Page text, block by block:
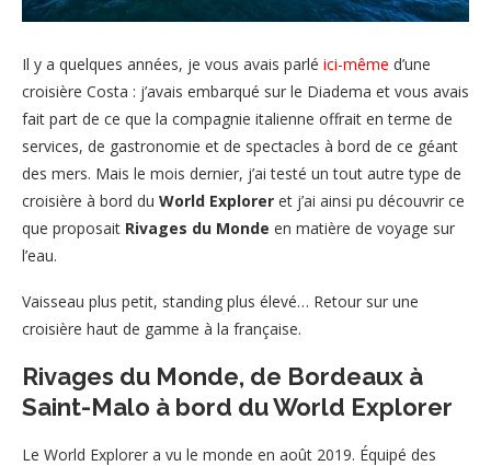
Il y a quelques années, je vous avais parlé ici-même d’une
croisière Costa : j’avais embarqué sur le Diadema et vous avais
fait part de ce que la compagnie italienne offrait en terme de
services, de gastronomie et de spectacles à bord de ce géant
des mers. Mais le mois dernier, j’ai testé un tout autre type de
croisière à bord du World Explorer et j’ai ainsi pu découvrir ce
que proposait Rivages du Monde en matière de voyage sur
l’eau.
Vaisseau plus petit, standing plus élevé… Retour sur une
croisière haut de gamme à la française.
Rivages du Monde, de Bordeaux à
Saint-Malo à bord du World Explorer
Le World Explorer a vu le monde en août 2019. Équipé des